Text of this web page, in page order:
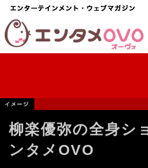
柳楽優弥の全身
ンタメOVO